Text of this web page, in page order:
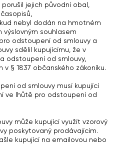
jejich původní obal,
nebyl dodán na hmotném
souhlasem
odstoupení od smlouvy a
sdělil kupujícímu, že v
odstoupení od smlouvy,
§ 1837 občanského zákoníku.
od smlouvy musí kupující
ve lhůtě pro odstoupení od
může kupující využít vzorový
poskytovaný prodávajícím.
kupující na emailovou nebo